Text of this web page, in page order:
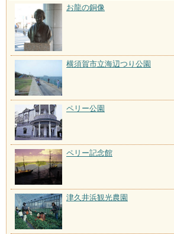
お龍の銅像
横須賀市立海辺つり公園
ペリー公園
ペリー記念館
津久井浜観光農園